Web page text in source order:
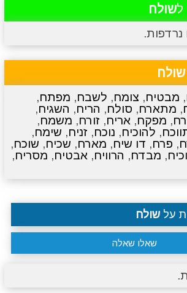
לשולח
נרדפות.
שולח
, מבטיח, צומח, לשבח, מפתח,
, מתארח, סולח, הריח, השגיח,
, מפקח, אריח, זורח, משמח,
, להוכיח, נוכח, זניח, שימח,
, פרח, דו שיח, מארח, שכיח, שוכח,
, מבדח, הרוויח, אבטיח, מסריח,
על שולח
שאלו שאלה